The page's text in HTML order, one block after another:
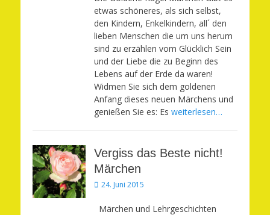
etwas schöneres, als sich selbst,
den Kindern, Enkelkindern, all´ den
lieben Menschen die um uns herum
sind zu erzählen vom Glücklich Sein
und der Liebe die zu Beginn des
Lebens auf der Erde da waren!
Widmen Sie sich dem goldenen
Anfang dieses neuen Märchens und
genießen Sie es: Es weiterlesen…
Vergiss das Beste nicht!
Märchen
Veröffentlicht
24. Juni 2015
Märchen und Lehrgeschichten